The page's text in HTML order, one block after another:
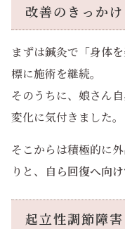
改善のきっかけ
まずは鍼灸で「身体
標に施術を継続。
そのうちに、娘さん
変化に気付きました。
そこからは積極的に
りと、
自ら回復へ向
起立性調節障